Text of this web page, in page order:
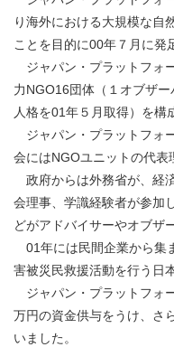
り海外における大規模な自
ことを目的に00年７月に発
ジャパン・プラットフォ
力NGO16団体（１オブザ
人格を01年５月取得）を構
ジャパン・プラットフォ
会にはNGOユニットの代表
政府からは外務省が、経
会理事、学識経験者が参加
どがアドバイサーやオブザ
01年には民間企業から集
害被災民救援活動を行う日
ジャパン・プラットフォ
万円の資金供与をうけ、さ
いました。